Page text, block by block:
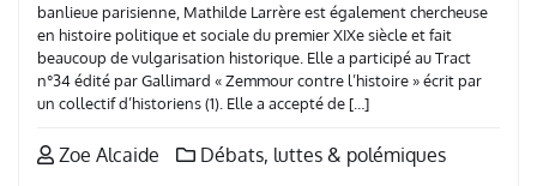
banlieue parisienne, Mathilde Larrère est également chercheuse
en histoire politique et sociale du premier XIXe siècle et fait
beaucoup de vulgarisation historique. Elle a participé au Tract
n°34 édité par Gallimard « Zemmour contre l’histoire » écrit par
un collectif d’historiens (1). Elle a accepté de […]
Zoe Alcaide Débats, luttes & polémiques